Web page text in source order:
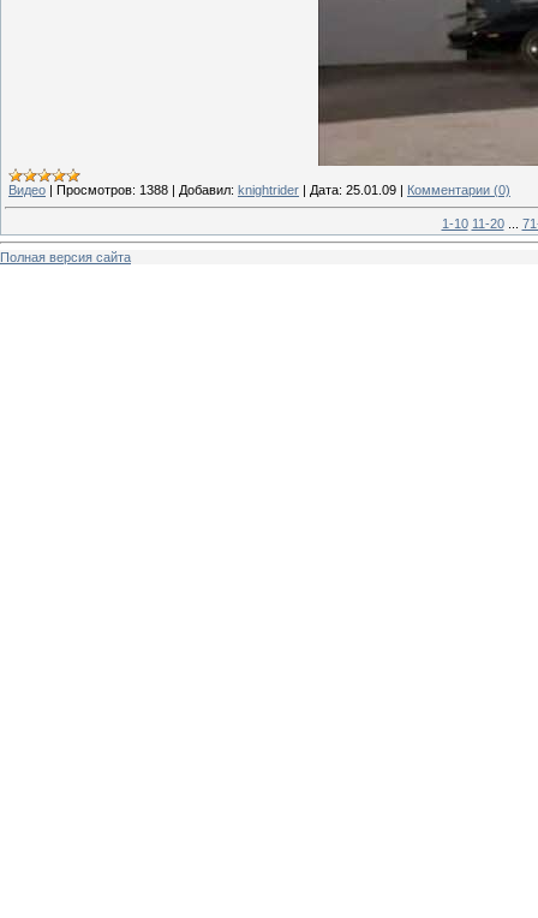
Видео | Просмотров: 1388 | Добавил: knightrider | Дата: 25.01.09 | Комментарии (0)
1-10 11-20
Полная версия сайта